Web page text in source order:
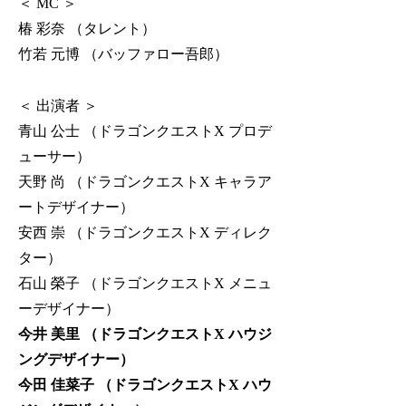
＜ MC ＞
椿 彩奈 （タレント）
竹若 元博 （バッファロー吾郎）
＜ 出演者 ＞
青山 公士 （ドラゴンクエストX プロデ
ューサー）
天野 尚 （ドラゴンクエストX キャラア
ートデザイナー）
安西 崇 （ドラゴンクエストX ディレク
ター）
石山 榮子 （ドラゴンクエストX メニュ
ーデザイナー）
今井 美里 （ドラゴンクエストX ハウジ
ングデザイナー）
今田 佳菜子 （ドラゴンクエストX ハウ